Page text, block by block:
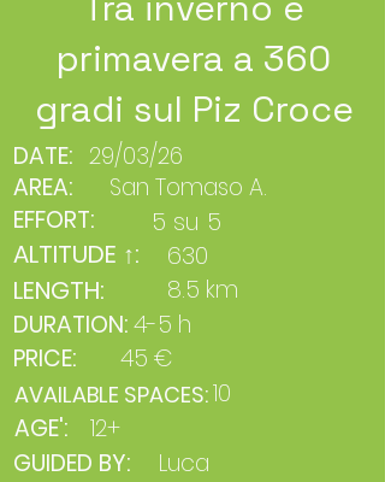
primavera a 360
gradi sul Piz Croce
DATE: 29/03/26
AREA:
San Tomaso A.
EFFORT:
5 su 5
ALTITUDE ↑:
630
LENGTH:
8.5 km
DURATION:4-5 h
45 €
PRICE:
10
AVAILABLE SPACES:
AGE':
12+
GUIDED BY:
Luca